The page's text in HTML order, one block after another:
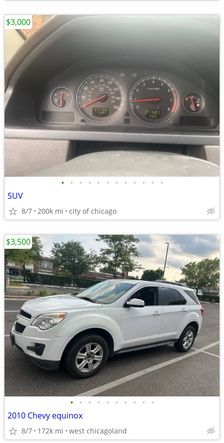
• • • • • • • • • • • •
SUV
8/7 200k mi city of chicago
$3,000
• • • • • • • • • •
2010 Chevy equinox
8/7 172k mi west chicagoland
$3,500